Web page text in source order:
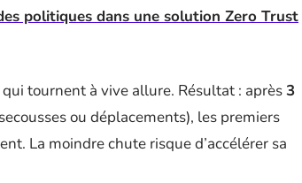
politiques dans une solution Zero Trust
tournent à vive allure. Résultat : après3
ou déplacements), les premiers
La moindre chute risque d’accélérer sa